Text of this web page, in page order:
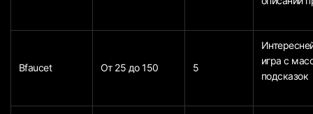
Bfaucet От 25 до 150 5
игра с
подсказок